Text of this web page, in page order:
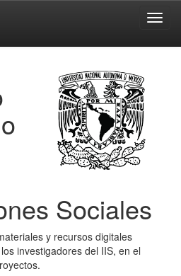
Sociales
y recursos digitales
investigadores del IIS, en el